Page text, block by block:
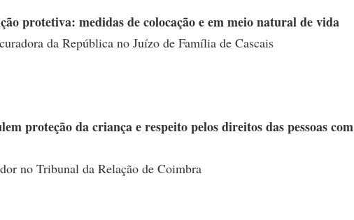
protetiva: medidas de colocação e em meio natural de vida
da República no Juízo de Família de Cascais
proteção da criança e respeito pelos direitos das pessoas com
no Tribunal da Relação de Coimbra